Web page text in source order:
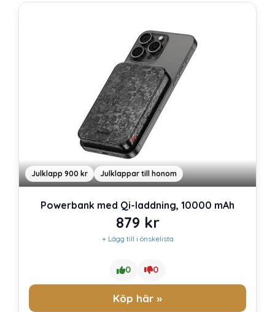
Julklapp 900 kr Julklappar till honom
Powerbank med Qi-laddning, 10000 mAh
879 kr
+ Lägg till i önskelista
0 0
Köp här »